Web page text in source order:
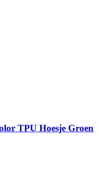
TPU Hoesje Groen